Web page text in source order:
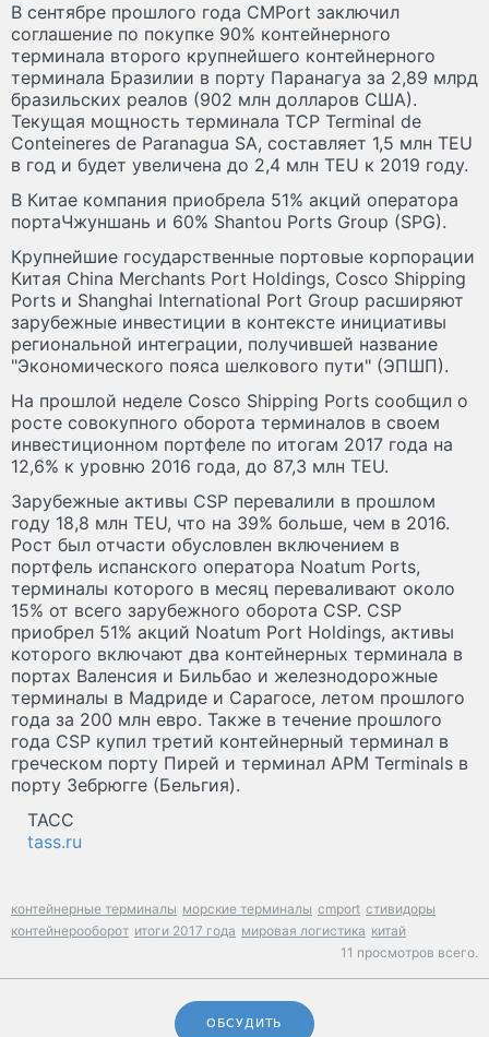
В сентябре прошлого года CMPort заключил
соглашение по покупке 90% контейнерного
терминала второго крупнейшего контейнерного
терминала Бразилии в порту Паранагуа за 2,89 млрд
бразильских реалов (902 млн долларов США).
Текущая мощность терминала TCP Terminal de
Conteineres de Paranagua SA, составляет 1,5 млн TEU
в год и будет увеличена до 2,4 млн TEU к 2019 году.
В Китае компания приобрела 51% акций оператора
портаЧжуншань и 60% Shantou Ports Group (SPG).
Крупнейшие государственные портовые корпорации
Китая China Merchants Port Holdings, Cosco Shipping
Ports и Shanghai International Port Group расширяют
зарубежные инвестиции в контексте инициативы
региональной интеграции, получившей название
"Экономического пояса шелкового пути" (ЭПШП).
На прошлой неделе Cosco Shipping Ports сообщил о
росте совокупного оборота терминалов в своем
инвестиционном портфеле по итогам 2017 года на
12,6% к уровню 2016 года, до 87,3 млн TEU.
Зарубежные активы CSP перевалили в прошлом
году 18,8 млн TEU, что на 39% больше, чем в 2016.
Рост был отчасти обусловлен включением в
портфель испанского оператора Noatum Ports,
терминалы которого в месяц переваливают около
15% от всего зарубежного оборота CSP. CSP
приобрел 51% акций Noatum Port Holdings, активы
которого включают два контейнерных терминала в
портах Валенсия и Бильбао и железнодорожные
терминалы в Мадриде и Сарагосе, летом прошлого
года за 200 млн евро. Также в течение прошлого
года CSP купил третий контейнерный терминал в
греческом порту Пирей и терминал APM Terminals в
порту Зебрюгге (Бельгия).
ТАСС
tass.ru
контейнерные терминалы морские терминалы cmport стивидоры
контейнерооборот итоги 2017 года мировая логистика китай
11 просмотров всего.
ОБСУДИТЬ